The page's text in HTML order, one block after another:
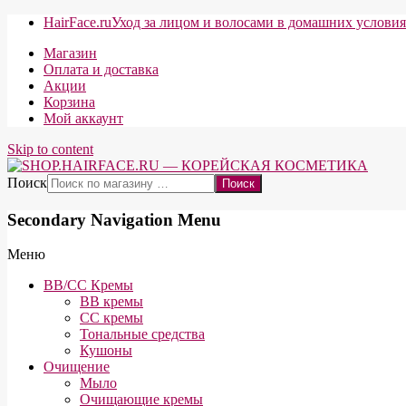
HairFace.ruУход за лицом и волосами в домашних
Магазин
Оплата и доставка
Акции
Корзина
Мой аккаунт
Skip to content
Поиск
Secondary Navigation Menu
Меню
BB/CC Кремы
BB кремы
СС кремы
Тональные средства
Кушоны
Очищение
Мыло
Очищающие кремы